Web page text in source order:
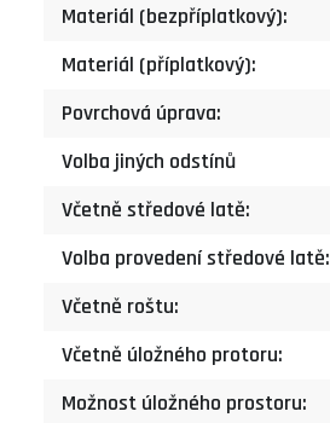
Materiál (bezpříplatkový):
Materiál (příplatkový):
Povrchová úprava:
Volba jiných odstínů
Včetně středové latě:
Volba provedení středové latě:
Včetně roštu:
Včetně úložného protoru:
Možnost úložného prostoru: